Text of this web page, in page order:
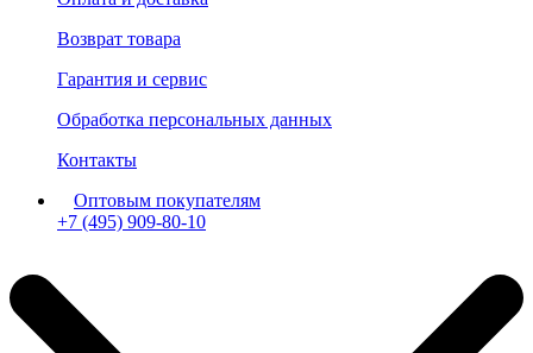
Возврат товара
Гарантия и сервис
Обработка персональных данных
Контакты
Оптовым покупателям
+7 (495) 909-80-10